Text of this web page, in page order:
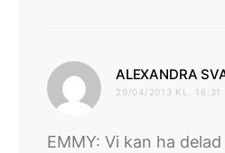
ALEXANDRA
29/04/2013 KL. 16:31
EMMY: Vi kan ha